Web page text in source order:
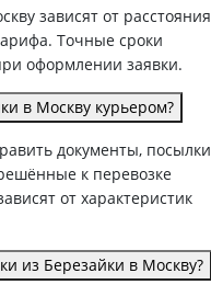
зависят от
Точные сроки
оформлении заявки.
в Москву курьером?
документы,
к перевозке
от характеристик
из Березайки в Москву?